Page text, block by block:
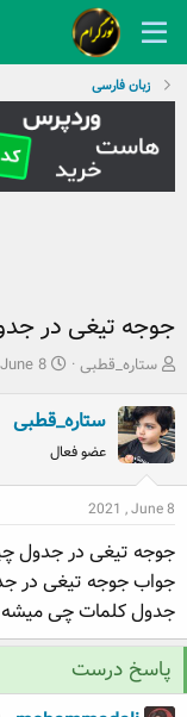
زبان فارسی
جوجه تیغی در
ش
و
ع
ک
ن
ن
ه
م
ض
و
ع
ستاره_قطبی
ت
ی
ش
ع
8
ستاره_قطبی
عضو فعال
2021 , June 8
جوجه تیغی در جدول
جواب جوجه تیغی در
جدول کلمات چی
پاسخ درست